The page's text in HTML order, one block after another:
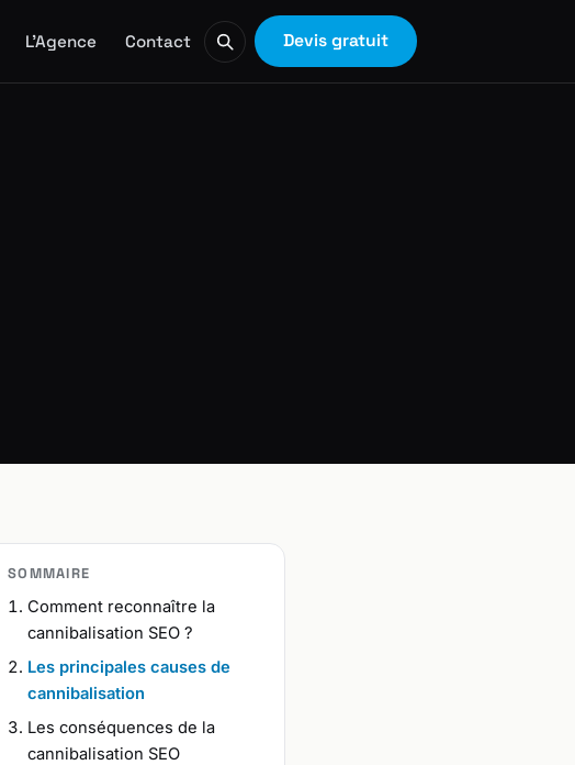
L'Agence Contact Devis gratuit
SOMMAIRE
Comment reconnaître la
cannibalisation SEO ?
Les principales causes de
cannibalisation
Les conséquences de la
cannibalisation SEO